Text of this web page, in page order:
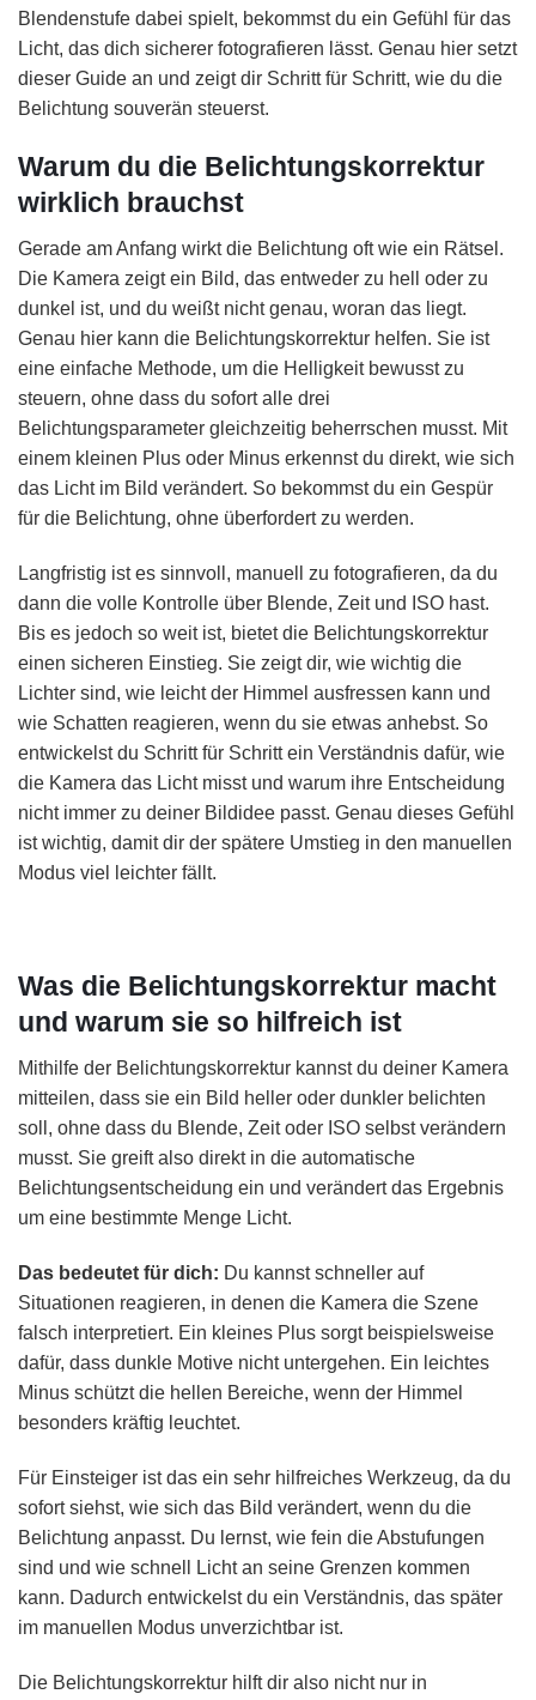
Blendenstufe dabei spielt, bekommst du ein Gefühl für das
Licht, das dich sicherer fotografieren lässt. Genau hier setzt
dieser Guide an und zeigt dir Schritt für Schritt, wie du die
Belichtung souverän steuerst.
Warum du die Belichtungskorrektur
wirklich brauchst
Gerade am Anfang wirkt die Belichtung oft wie ein Rätsel.
Die Kamera zeigt ein Bild, das entweder zu hell oder zu
dunkel ist, und du weißt nicht genau, woran das liegt.
Genau hier kann die Belichtungskorrektur helfen. Sie ist
eine einfache Methode, um die Helligkeit bewusst zu
steuern, ohne dass du sofort alle drei
Belichtungsparameter gleichzeitig beherrschen musst. Mit
einem kleinen Plus oder Minus erkennst du direkt, wie sich
das Licht im Bild verändert. So bekommst du ein Gespür
für die Belichtung, ohne überfordert zu werden.
Langfristig ist es sinnvoll, manuell zu fotografieren, da du
dann die volle Kontrolle über Blende, Zeit und ISO hast.
Bis es jedoch so weit ist, bietet die Belichtungskorrektur
einen sicheren Einstieg. Sie zeigt dir, wie wichtig die
Lichter sind, wie leicht der Himmel ausfressen kann und
wie Schatten reagieren, wenn du sie etwas anhebst. So
entwickelst du Schritt für Schritt ein Verständnis dafür, wie
die Kamera das Licht misst und warum ihre Entscheidung
nicht immer zu deiner Bildidee passt. Genau dieses Gefühl
ist wichtig, damit dir der spätere Umstieg in den manuellen
Modus viel leichter fällt.
Was die Belichtungskorrektur macht
und warum sie so hilfreich ist
Mithilfe der Belichtungskorrektur kannst du deiner Kamera
mitteilen, dass sie ein Bild heller oder dunkler belichten
soll, ohne dass du Blende, Zeit oder ISO selbst verändern
musst. Sie greift also direkt in die automatische
Belichtungsentscheidung ein und verändert das Ergebnis
um eine bestimmte Menge Licht.
Das bedeutet für dich: Du kannst schneller auf
Situationen reagieren, in denen die Kamera die Szene
falsch interpretiert. Ein kleines Plus sorgt beispielsweise
dafür, dass dunkle Motive nicht untergehen. Ein leichtes
Minus schützt die hellen Bereiche, wenn der Himmel
besonders kräftig leuchtet.
Für Einsteiger ist das ein sehr hilfreiches Werkzeug, da du
sofort siehst, wie sich das Bild verändert, wenn du die
Belichtung anpasst. Du lernst, wie fein die Abstufungen
sind und wie schnell Licht an seine Grenzen kommen
kann. Dadurch entwickelst du ein Verständnis, das später
im manuellen Modus unverzichtbar ist.
Die Belichtungskorrektur hilft dir also nicht nur in